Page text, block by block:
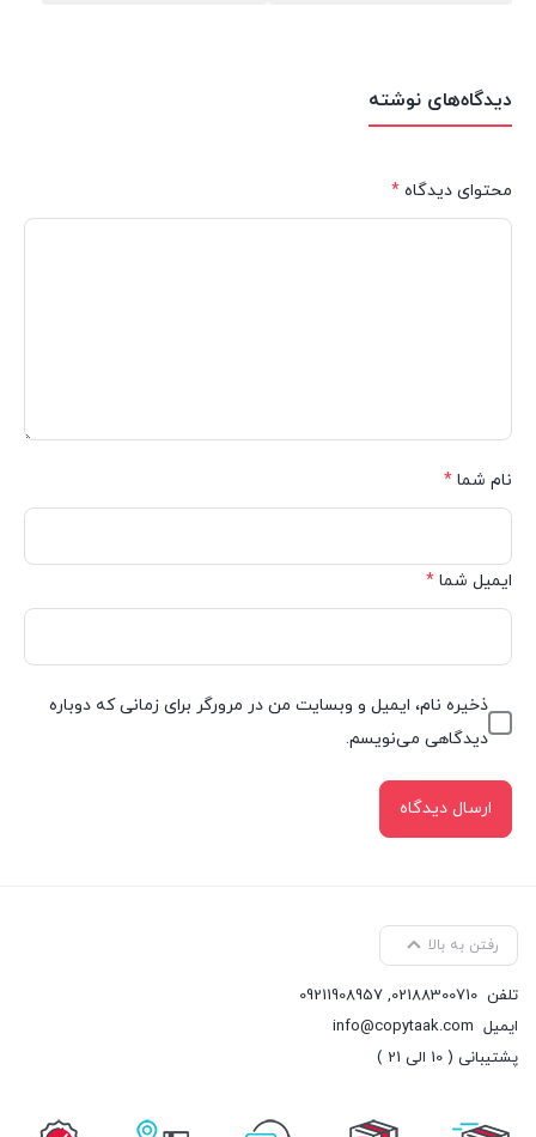
دیدگاه‌های نوشته
محتوای دیدگاه *
نام شما *
ایمیل شما *
ذخیره نام، ایمیل و وبسایت من در مرورگر برای زمانی که دوباره
دیدگاهی می‌نویسم.
رفتن به بالا
تلفن 02188300710
,
09211908957
ایمیل info@copytaak.com
پشتیبانی ( 10 الی 21 )